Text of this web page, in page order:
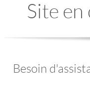
Site
Besoin